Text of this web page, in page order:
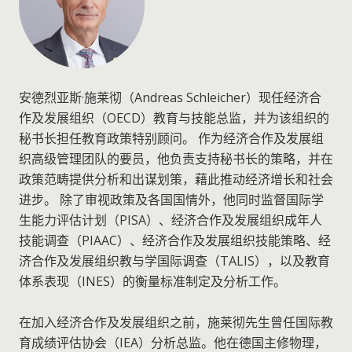
安德烈亚斯·施莱彻（Andreas Schleicher）现任经济合
作及发展组织（OECD）教育与技能总监，并为该组织的
秘书长担任教育政策特别顾问。 作为经济合作及发展组
织高级管理团队的要员，他负责支持秘书长的策略，并在
政策范畴提供分析和出谋划策，藉此推动经济增长和社会
进步。 除了审视政策及各国国情外，他同时监督国际学
生能力评估计划（PISA）、经济合作及发展组织成年人
技能调查（PIAAC）、经济合作及发展组织技能策略、经
济合作及发展组织教与学国际调查（TALIS），以及教育
体系表现（INES）的衡量标准制定及分析工作。
在加入经济合作及发展组织之前，施莱彻先生曾任国际教
育成绩评估协会（IEA）分析总监。他在德国主修物理，